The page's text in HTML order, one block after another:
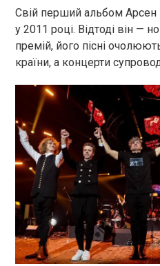
Свій перший альбом Арсен
у 2011 році. Відтоді він —
премій, його пісні
країни, а концерти